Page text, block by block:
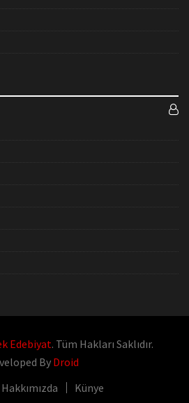
Edebiyat. Tüm Hakları Saklıdır.
By Droid
Hakkımızda Künye